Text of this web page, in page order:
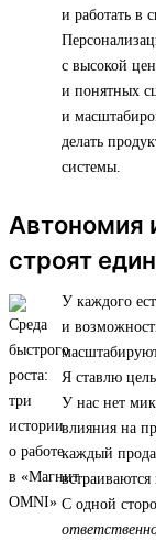
и работать в
с высокой
и понятных
и
делать
системы.
Автономия
строят
У каждого
и
Я ставлю
У нас нет
влияния на
каждый
С одной